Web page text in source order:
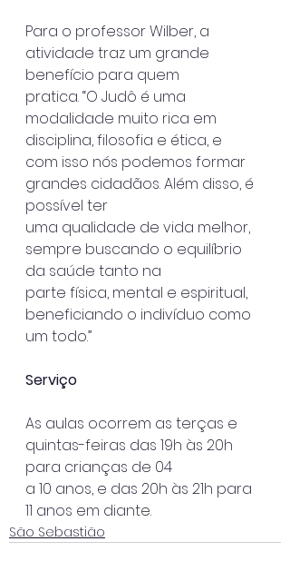
Para o professor Wilber, a
atividade traz um grande
benefício para quem
pratica. “O Judô é uma
modalidade muito rica em
disciplina, filosofia e ética, e
com isso nós podemos formar
grandes cidadãos. Além disso, é
possível ter
uma qualidade de vida melhor,
sempre buscando o equilíbrio
da saúde tanto na
parte física, mental e espiritual,
beneficiando o indivíduo como
um todo.”
Serviço
As aulas ocorrem as terças e
quintas-feiras das 19h às 20h
para crianças de 04
a 10 anos, e das 20h às 21h para
11 anos em diante.
São Sebastião